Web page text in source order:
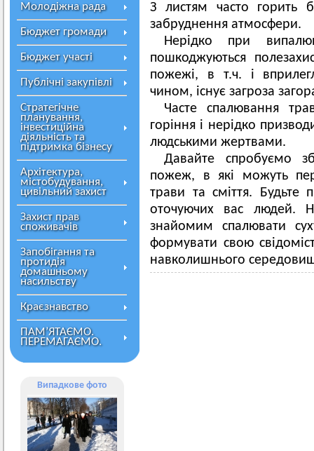
Молодіжна рада
Бюджет громади
Бюджет участі
Публічні закупівлі
Стратегічне
планування,
інвестиційна
діяльність та
підтримка бізнесу
Архітектура,
містобудування,
цивільний захист
Захист прав
споживачів
Запобігання та
протидія
домашньому
насильству
Краєзнавство
ПАМ’ЯТАЄМО.
ПЕРЕМАГАЄМО.
Випадкове фото
З листям часто горить
забруднення атмосфери.
Нерідко при
пошкоджуються
пожежі, в т.ч. і
чином, існує загроза
Часте спалювання
горіння і нерідко
людськими жертвами.
Давайте спробуємо
пожеж, в які можуть
трави та сміття.
оточуючих вас людей.
знайомим спалювати
формувати свою
навколишнього